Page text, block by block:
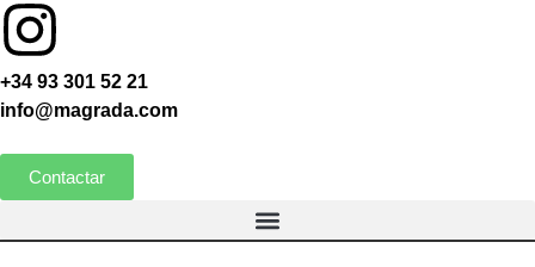
+34 93 301 52 21
info@magrada.com
Contactar